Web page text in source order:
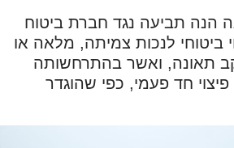
הנה תביעה נגד חברת ביטוח
ביטוחי לנכות צמיתה, מלאה או
תאונה, ואשר בהתרחשותה
חד פעמי, כפי שהוגדר